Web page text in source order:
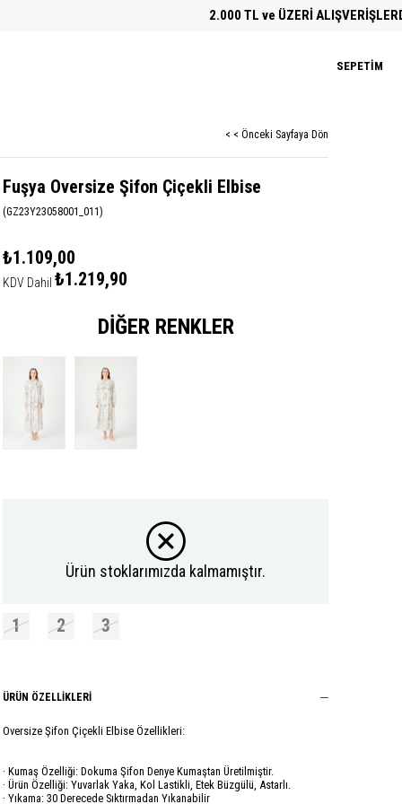
2.000 TL ve ÜZERİ ALIŞVERİŞLERDE
SEPETIM
< < Önceki Sayfaya Dön
Fuşya Oversize Şifon Çiçekli Elbise
(GZ23Y23058001_011)
₺1.109,00
KDV Dahil ₺1.219,90
DIĞER RENKLER
Ürün stoklarımızda kalmamıştır.
1 2 3
ÜRÜN ÖZELLIKLERI
Oversize Şifon Çiçekli Elbise Özellikleri:
· Kumaş Özelliği: Dokuma Şifon Denye Kumaştan Üretilmiştir.
· Ürün Özelliği: Yuvarlak Yaka, Kol Lastikli, Etek Büzgülü, Astarlı.
· Yıkama: 30 Derecede Sıktırmadan Yıkanabilir